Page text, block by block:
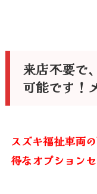
来店不要で
可能です！
スズキ福祉車両
得なオプション